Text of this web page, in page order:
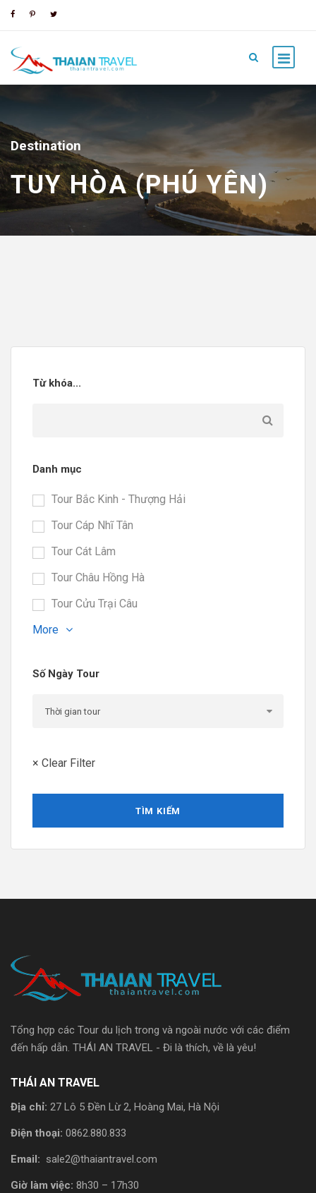
Destination
TUY HÒA (PHÚ YÊN)
Từ khóa...
Danh mục
Tour Bắc Kinh - Thượng Hải
Tour Cáp Nhĩ Tân
Tour Cát Lâm
Tour Châu Hồng Hà
Tour Cửu Trại Câu
More
Số Ngày Tour
× Clear Filter
Tổng hợp các Tour du lịch trong và ngoài nước với các điểm
đến hấp dẫn. THÁI AN TRAVEL - Đi là thích, về là yêu!
THÁI AN TRAVEL
Địa chỉ: 27 Lô 5 Đền Lừ 2, Hoàng Mai, Hà Nội
Điện thoại: 0862.880.833
Email: sale2@thaiantravel.com
Giờ làm việc: 8h30 – 17h30